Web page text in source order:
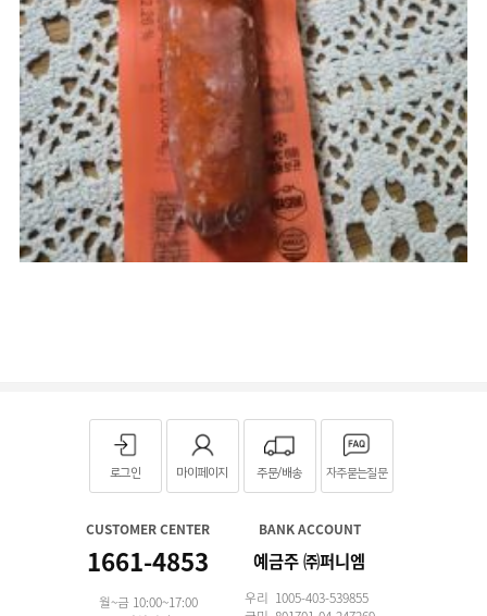
로그인 마이페이지 주문/배송 자주묻는질문
CUSTOMER CENTER
1661-4853
월~금 10:00~17:00
BANK ACCOUNT
예금주 ㈜퍼니엠
우리 1005-403-539855